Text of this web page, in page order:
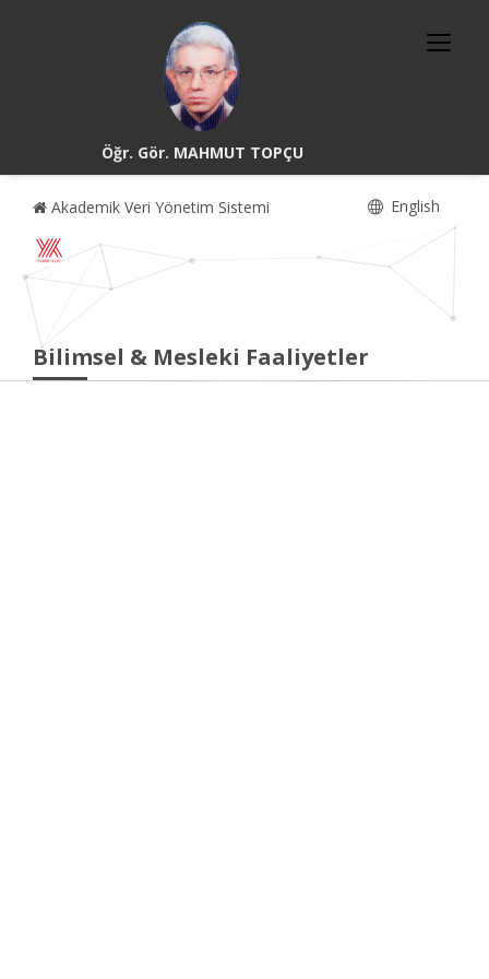
Öğr. Gör. MAHMUT TOPÇU
Akademik Veri Yönetim Sistemi English
Bilimsel & Mesleki Faaliyetler